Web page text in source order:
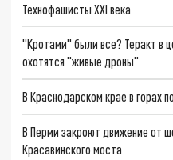
Технофашисты XXI века
"Кротами" были все? Теракт в
охотятся "живые дроны"
В Краснодарском крае в горах
В Перми закроют движение от
Красавинского моста